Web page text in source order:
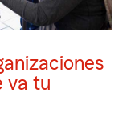
va tu